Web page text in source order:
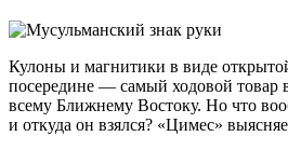
Кулоны и магнитики в виде
посередине — самый ходовой товар
всему Ближнему Востоку. Но что
и откуда он взялся? «Цимес»